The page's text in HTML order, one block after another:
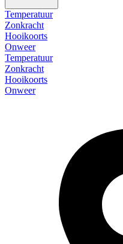
Temperatuur
Zonkracht
Hooikoorts
Onweer
Temperatuur
Zonkracht
Hooikoorts
Onweer